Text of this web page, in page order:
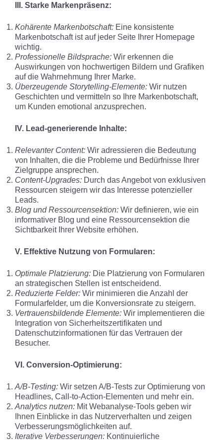
III. Starke Markenpräsenz:
Kohärente Markenbotschaft: Eine konsistente
Markenbotschaft ist auf jeder Seite Ihrer Homepage
wichtig.
Professionelle Bildsprache: Wir erkennen die
Auswirkungen von hochwertigen Bildern und Grafiken
auf die Wahrnehmung Ihrer Marke.
Überzeugende Storytelling-Elemente: Wir nutzen
Geschichten und vermitteln so Ihre Markenbotschaft,
um Kunden emotional anzusprechen.
IV. Lead-generierende Inhalte:
Relevanter Content: Wir adressieren die Bedeutung
von Inhalten, die die Probleme und Bedürfnisse Ihrer
Zielgruppe ansprechen.
Content-Upgrades: Durch das Angebot von exklusiven
Ressourcen steigern wir das Interesse potenzieller
Leads.
Blog und Ressourcensektion: Wir definieren, wie ein
informativer Blog und eine Ressourcensektion die
Sichtbarkeit Ihrer Website erhöhen.
V. Effektive Nutzung von Formularen:
Optimale Platzierung: Die Platzierung von Formularen
an strategischen Stellen ist entscheidend.
Reduzierte Felder: Wir minimieren die Anzahl der
Formularfelder, um die Konversionsrate zu steigern.
Vertrauensbildende Elemente: Wir implementieren die
Integration von Sicherheitszertifikaten und
Datenschutzinformationen für das Vertrauen der
Besucher.
VI. Conversion-Optimierung:
A/B-Testing: Wir setzen A/B-Tests zur Optimierung von
Headlines, Call-to-Action-Elementen und mehr ein.
Analytics nutzen: Mit Webanalyse-Tools geben wir
Ihnen Einblicke in das Nutzerverhalten und zeigen
Verbesserungsmöglichkeiten auf.
Iterative Verbesserungen: Kontinuierliche